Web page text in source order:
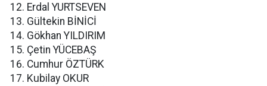
Erdal YURTSEVEN
Gültekin BİNİCİ
Gökhan YILDIRIM
Çetin YÜCEBAŞ
Cumhur ÖZTÜRK
Kubilay OKUR